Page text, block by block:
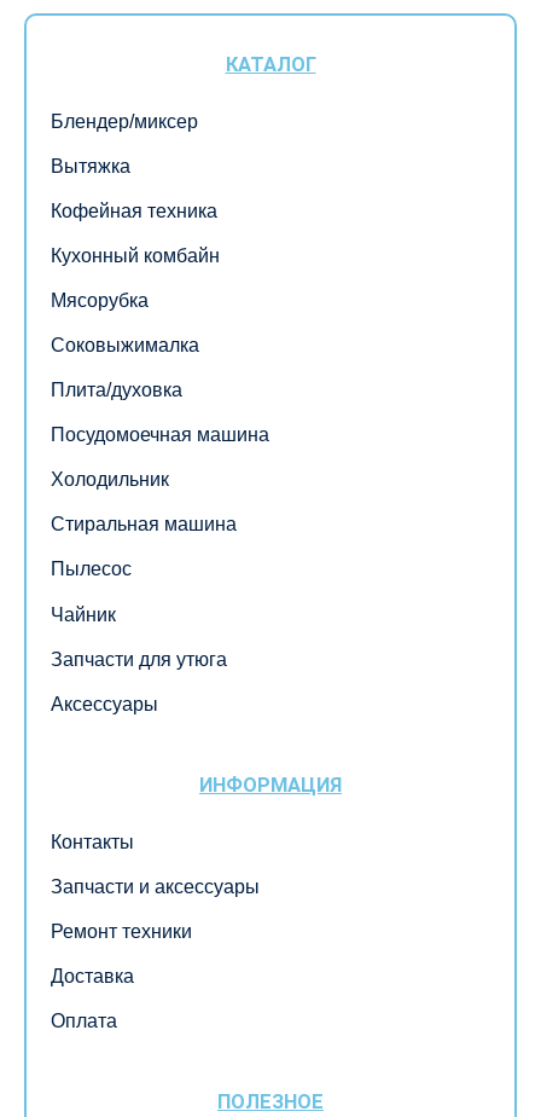
КАТАЛОГ
Блендер/миксер
Вытяжка
Кофейная техника
Кухонный комбайн
Мясорубка
Соковыжималка
Плита/духовка
Посудомоечная машина
Холодильник
Стиральная машина
Пылесос
Чайник
Запчасти для утюга
Аксессуары
ИНФОРМАЦИЯ
Контакты
Запчасти и аксессуары
Ремонт техники
Доставка
Оплата
ПОЛЕЗНОЕ